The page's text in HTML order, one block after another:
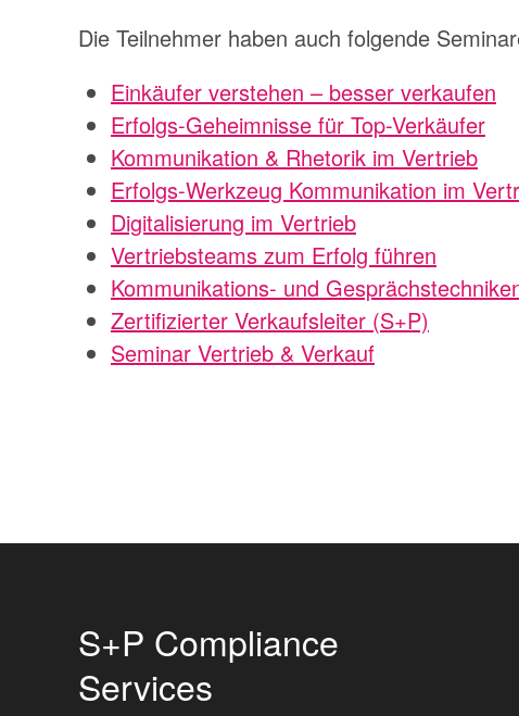
Die Teilnehmer haben auch folgende
Einkäufer verstehen – besser verkaufen
Erfolgs-Geheimnisse für Top-Verkäufer
Kommunikation & Rhetorik im Vertrieb
Erfolgs-Werkzeug Kommunikation im
Digitalisierung im Vertrieb
Vertriebsteams zum Erfolg führen
Kommunikations- und
Zertifizierter Verkaufsleiter (S+P)
Seminar Vertrieb & Verkauf
S+P Compliance
Services